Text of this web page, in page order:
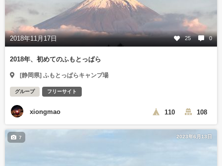
2018年11月17日 25 0
2018年、初めてのふもとっぱら
[静岡県] ふもとっぱらキャンプ場
グループ フリーサイト
xiongmao 110 108
2023年6月13日
7